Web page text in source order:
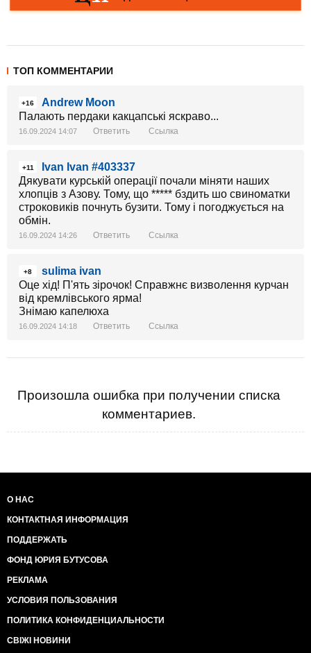
ТОП КОММЕНТАРИИ
+16
Andrew Moon
Палають пердаки какцапські яскраво...
16.09.2024 14:07 Ответить Ссылка
+11
Ivan Ivan #403337
Дякувати курській операції почали міняти наших
хлопців з Азову. Тому, що ***** бздить шо свиноматки
строковиків почнуть бузити. Тому і погоджується на
обмін.
16.09.2024 14:26 Ответить Ссылка
+8
sulima ivan
Оце хід! П'ять зірочок! Справжнє визволення курчан
від кремлівського ярма!
Знімаю капелюха
16.09.2024 14:18 Ответить Ссылка
Произошла ошибка при получении списка
комментариев.
О НАС
КОНТАКТНАЯ ИНФОРМАЦИЯ
ПОДДЕРЖАТЬ
ФОНД ЮРИЯ БУТУСОВА
РЕКЛАМА
УСЛОВИЯ ПОЛЬЗОВАНИЯ
ПОЛИТИКА КОНФИДЕНЦИАЛЬНОСТИ
СВІЖІ НОВИНИ